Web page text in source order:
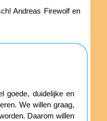
Andreas Firewolf en
goede, duidelijke en
We willen graag,
Daarom willen